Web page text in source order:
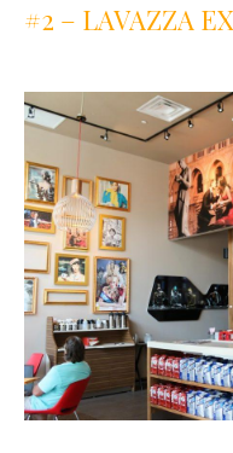
#2 – LAVAZZA